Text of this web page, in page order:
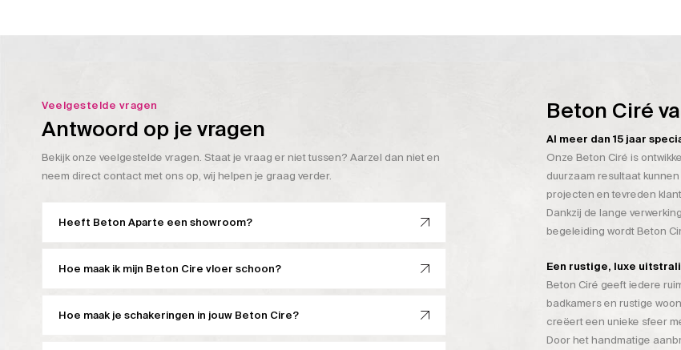
Veelgestelde vragen
Antwoord op je vragen
Bekijk onze veelgestelde vragen. Staat je vraag er niet tussen? Aarzel dan niet en
neem direct contact met ons op, wij helpen je graag verder.
Heeft Beton Aparte een showroom?
Hoe maak ik mijn Beton Cire vloer schoon?
Hoe maak je schakeringen in jouw Beton Cire?
Beton Ciré
Al meer dan 15 jaar
Onze Beton Ciré is
duurzaam resultaat
projecten en tevreden
Dankzij de lange
begeleiding wordt Beton
Een rustige, luxe
Beton Ciré geeft iedere
badkamers en rustige
creëert een unieke sfeer
Door het handmatige